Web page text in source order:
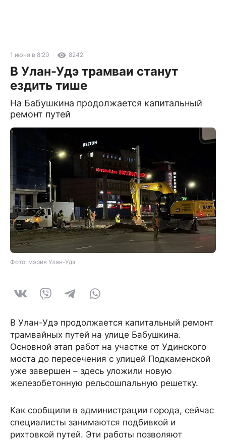
1 июня в 8:20 8242
В Улан-Удэ трамваи станут
ездить тише
На Бабушкина продолжается капитальный
ремонт путей
Фото: мэрия Улан-Удэ
В Улан-Удэ продолжается капитальный ремонт
трамвайных путей на улице Бабушкина.
Основной этап работ на участке от Удинского
моста до пересечения с улицей Подкаменской
уже завершен – здесь уложили новую
железобетонную рельсошпальную решетку.
Как сообщили в администрации города, сейчас
специалисты занимаются подбивкой и
рихтовкой путей. Эти работы позволяют